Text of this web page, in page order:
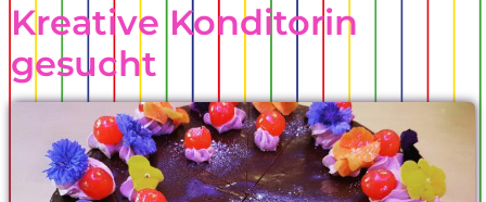
Kreative Konditorin
gesucht